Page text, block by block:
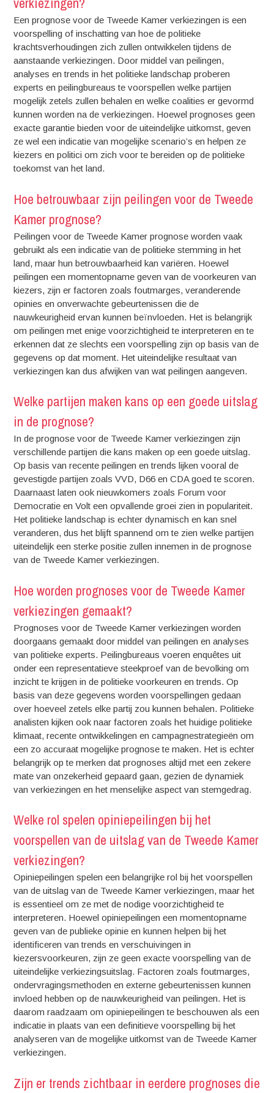
Een prognose voor de Tweede Kamer verkiezingen is een
voorspelling of inschatting van hoe de politieke
krachtsverhoudingen zich zullen ontwikkelen tijdens de
aanstaande verkiezingen. Door middel van peilingen,
analyses en trends in het politieke landschap proberen
experts en peilingbureaus te voorspellen welke partijen
mogelijk zetels zullen behalen en welke coalities er gevormd
kunnen worden na de verkiezingen. Hoewel prognoses geen
exacte garantie bieden voor de uiteindelijke uitkomst, geven
ze wel een indicatie van mogelijke scenario’s en helpen ze
kiezers en politici om zich voor te bereiden op de politieke
toekomst van het land.
Hoe betrouwbaar zijn peilingen voor de Tweede
Kamer prognose?
Peilingen voor de Tweede Kamer prognose worden vaak
gebruikt als een indicatie van de politieke stemming in het
land, maar hun betrouwbaarheid kan variëren. Hoewel
peilingen een momentopname geven van de voorkeuren van
kiezers, zijn er factoren zoals foutmarges, veranderende
opinies en onverwachte gebeurtenissen die de
nauwkeurigheid ervan kunnen beïnvloeden. Het is belangrijk
om peilingen met enige voorzichtigheid te interpreteren en te
erkennen dat ze slechts een voorspelling zijn op basis van de
gegevens op dat moment. Het uiteindelijke resultaat van
verkiezingen kan dus afwijken van wat peilingen aangeven.
Welke partijen maken kans op een goede uitslag
in de prognose?
In de prognose voor de Tweede Kamer verkiezingen zijn
verschillende partijen die kans maken op een goede uitslag.
Op basis van recente peilingen en trends lijken vooral de
gevestigde partijen zoals VVD, D66 en CDA goed te scoren.
Daarnaast laten ook nieuwkomers zoals Forum voor
Democratie en Volt een opvallende groei zien in populariteit.
Het politieke landschap is echter dynamisch en kan snel
veranderen, dus het blijft spannend om te zien welke partijen
uiteindelijk een sterke positie zullen innemen in de prognose
van de Tweede Kamer verkiezingen.
Hoe worden prognoses voor de Tweede Kamer
verkiezingen gemaakt?
Prognoses voor de Tweede Kamer verkiezingen worden
doorgaans gemaakt door middel van peilingen en analyses
van politieke experts. Peilingbureaus voeren enquêtes uit
onder een representatieve steekproef van de bevolking om
inzicht te krijgen in de politieke voorkeuren en trends. Op
basis van deze gegevens worden voorspellingen gedaan
over hoeveel zetels elke partij zou kunnen behalen. Politieke
analisten kijken ook naar factoren zoals het huidige politieke
klimaat, recente ontwikkelingen en campagnestrategieën om
een zo accuraat mogelijke prognose te maken. Het is echter
belangrijk op te merken dat prognoses altijd met een zekere
mate van onzekerheid gepaard gaan, gezien de dynamiek
van verkiezingen en het menselijke aspect van stemgedrag.
Welke rol spelen opiniepeilingen bij het
voorspellen van de uitslag van de Tweede Kamer
verkiezingen?
Opiniepeilingen spelen een belangrijke rol bij het voorspellen
van de uitslag van de Tweede Kamer verkiezingen, maar het
is essentieel om ze met de nodige voorzichtigheid te
interpreteren. Hoewel opiniepeilingen een momentopname
geven van de publieke opinie en kunnen helpen bij het
identificeren van trends en verschuivingen in
kiezersvoorkeuren, zijn ze geen exacte voorspelling van de
uiteindelijke verkiezingsuitslag. Factoren zoals foutmarges,
ondervragingsmethoden en externe gebeurtenissen kunnen
invloed hebben op de nauwkeurigheid van peilingen. Het is
daarom raadzaam om opiniepeilingen te beschouwen als een
indicatie in plaats van een definitieve voorspelling bij het
analyseren van de mogelijke uitkomst van de Tweede Kamer
verkiezingen.
Zijn er trends zichtbaar in eerdere prognoses die